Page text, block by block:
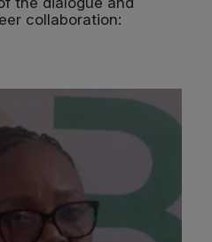
collaboration: